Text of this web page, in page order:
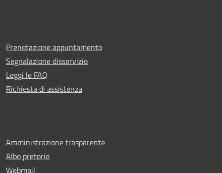
Prenotazione appuntamento
Segnalazione disservizio
Leggi le FAQ
Richiesta di assistenza
Amministrazione trasparente
Albo pretorio
Webmail